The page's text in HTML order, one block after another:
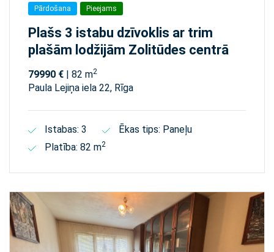
Pārdošana Pieejams
Plašs 3 istabu dzīvoklis ar trim
plašām lodžijām Zolitūdes centrā
79990 € | 82 m2
Paula Lejiņa iela 22, Rīga
Istabas: 3
Ēkas tips: Paneļu
Platība: 82 m2